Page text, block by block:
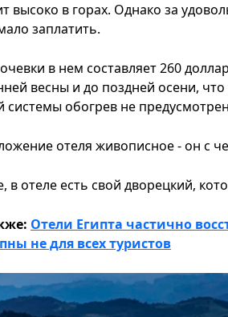
высоко в горах. Однако за
заплатить.
в нем составляет 260
весны и до поздней осени,
системы обогрев не
отеля живописное - он с
в отеле есть свой дворецкий,
Отели Египта частично
не для всех туристов